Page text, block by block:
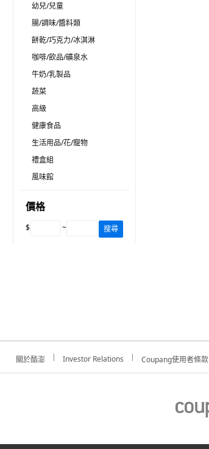
幼兒/兒童
腸/調味/醬料類
餅乾/巧克力/冰淇淋
咖啡/飲品/礦泉水
牛奶/乳製品
蔬菜
高級
健康食品
生活用品/花/寵物
禮盒組
風味館
價格
$ ~ 搜尋
關於酷澎 Investor Relations Coupang使用者條款